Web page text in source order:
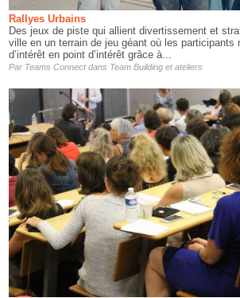
Rallyes Urbains
Des jeux de piste qui allient divertissement et
ville en un terrain de jeu géant où les participants
d’intérêt en point d’intérêt grâce à...
Par Teams Connectdans Team Building et ateliers